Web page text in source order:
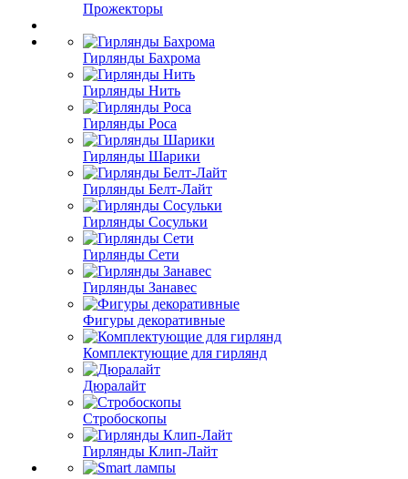
Прожекторы
Гирлянды Бахрома
Гирлянды Нить
Гирлянды Роса
Гирлянды Шарики
Гирлянды Белт-Лайт
Гирлянды Сосульки
Гирлянды Сети
Гирлянды Занавес
Фигуры декоративные
Комплектующие для гирлянд
Дюралайт
Стробоскопы
Гирлянды Клип-Лайт